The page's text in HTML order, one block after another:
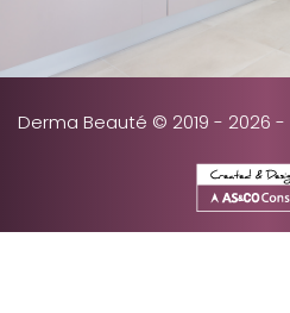
Derma Beauté © 2019 - 2026 -